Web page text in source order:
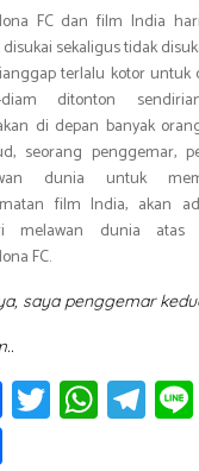
FC dan film India
disukai sekaligus tidak
terlalu kotor untuk
diam ditonton
di depan banyak
seorang penggemar,
dunia untuk
film India, akan
melawan dunia atas
FC.
saya penggemar
Fa
ce
T
wi
W
h
T
el